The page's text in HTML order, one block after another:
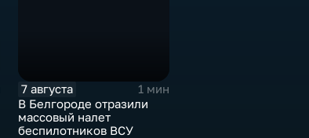
7 августа
1 мин
В Белгороде отразили
массовый налет
беспилотников ВСУ